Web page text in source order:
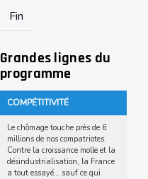
Fin
Grandes lignes du
programme
COMPÉTITIVITÉ
Le chômage touche près de 6
millions de nos compatriotes.
Contre la croissance molle et la
désindustrialisation, la France
a tout essayé… sauf ce qui